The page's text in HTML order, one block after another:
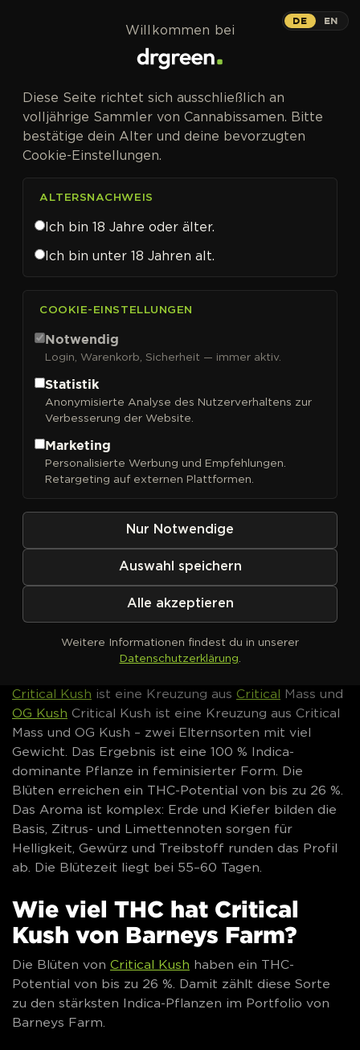
Critical Kush
26 % THC-Potential trifft komplexes
Erdige-Zitrus-Aroma.
Critical Kush
Cannabissamen von Barneys
Farm kaufen
Die Blüten von Critical Kushhaben ein THC-
aus Erde, Kiefer, Zitrus und Gewürz. Die Genetik
Mass mitOG Kush
Indica-Hybriden. FeminisierteCritical Kush
Cannabissamen jetzt bei DrGreen bestellen.
Critical Kush von Barneys
Farm – Genetik &
Eigenschaften
Critical Kush ist eine Kreuzung aus Critical Mass und
OG Kush Critical Kush ist eine Kreuzung aus Critical
Mass und OG Kush – zwei Elternsorten mit viel
Gewicht. Das Ergebnis ist eine 100 % Indica-
dominante Pflanze in feminisierter Form. Die
Blüten erreichen ein THC-Potential von bis zu 26 %.
Das Aroma ist komplex: Erde und Kiefer bilden die
Basis, Zitrus- und Limettennoten sorgen für
Helligkeit, Gewürz und Treibstoff runden das Profil
ab. Die Blütezeit liegt bei 55–60 Tagen.
Wie viel THC hat Critical
Kush von Barneys Farm?
Die Blüten von Critical Kush haben ein THC-
Potential von bis zu 26 %. Damit zählt diese Sorte
zu den stärksten Indica-Pflanzen im Portfolio von
Barneys Farm.
DE EN
Willkommen bei
Diese Seite richtet sich ausschließlich an
volljährige Sammler von Cannabissamen. Bitte
bestätige dein Alter und deine bevorzugten
Cookie-Einstellungen.
ALTERSNACHWEIS
Ich bin 18 Jahre oder älter.
Ich bin unter 18 Jahren alt.
COOKIE-EINSTELLUNGEN
Notwendig
Login, Warenkorb, Sicherheit — immer aktiv.
Statistik
Anonymisierte Analyse des Nutzerverhaltens zur
Verbesserung der Website.
Marketing
Personalisierte Werbung und Empfehlungen.
Retargeting auf externen Plattformen.
Nur Notwendige
Auswahl speichern
Alle akzeptieren
Weitere Informationen findest du in unserer
Datenschutzerklärung